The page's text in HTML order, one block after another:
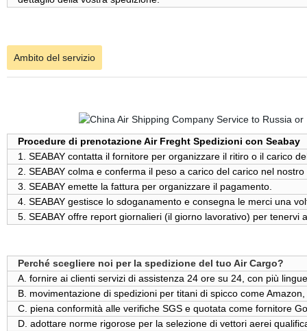
Ambito del servizio
Procedure di prenotazione Air Freght Spedizioni con Seabay
1. SEABAY contatta il fornitore per organizzare il ritiro o il carico
2. SEABAY colma e conferma il peso a carico del carico nel
3. SEABAY emette la fattura per organizzare il pagamento.
4. SEABAY gestisce lo sdoganamento e consegna le merci una
5. SEABAY offre report giornalieri (il giorno lavorativo) per tenervi
Perché scegliere noi per la spedizione del tuo Air Cargo?
A. fornire ai clienti servizi di assistenza 24 ore su 24, con più
B. movimentazione di spedizioni per titani di spicco come
C. piena conformità alle verifiche SGS e quotata come fornitore
D. adottare norme rigorose per la selezione di vettori aerei